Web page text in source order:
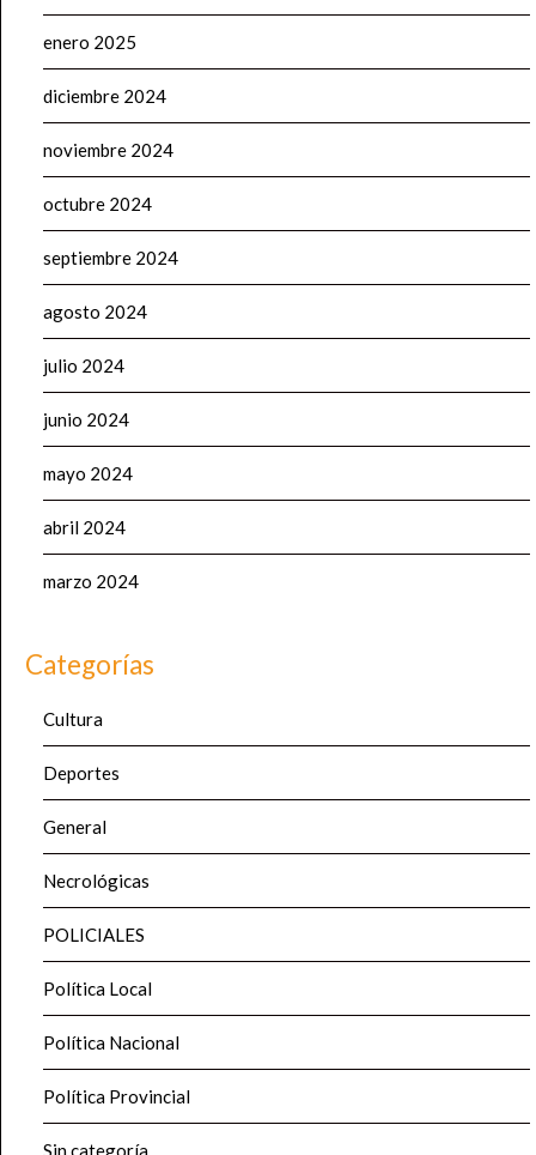
enero 2025
diciembre 2024
noviembre 2024
octubre 2024
septiembre 2024
agosto 2024
julio 2024
junio 2024
mayo 2024
abril 2024
marzo 2024
Categorías
Cultura
Deportes
General
Necrológicas
POLICIALES
Política Local
Política Nacional
Política Provincial
Sin categoría